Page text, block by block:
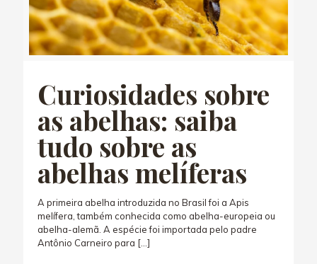
Curiosidades sobre
as abelhas: saiba
tudo sobre as
abelhas melíferas
A primeira abelha introduzida no Brasil foi a Apis
melífera, também conhecida como abelha-europeia ou
abelha-alemã. A espécie foi importada pelo padre
Antônio Carneiro para […]